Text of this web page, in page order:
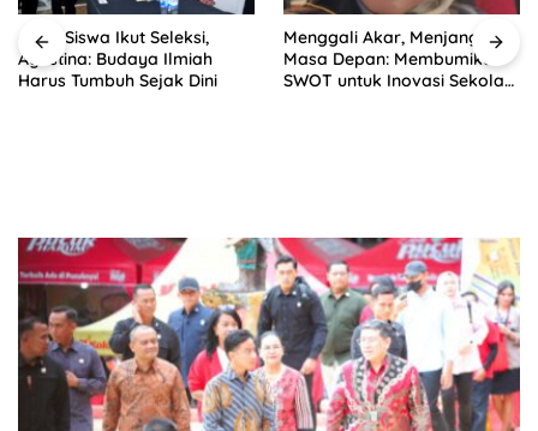
6.292 Siswa Ikut Seleksi,
Agustina: Budaya Ilmiah
Harus Tumbuh Sejak Dini
Menggali Akar, Menjangkau
Masa Depan: Membumikan
SWOT untuk Inovasi Sekolah